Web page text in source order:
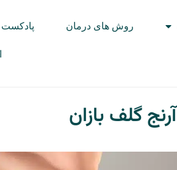
روش های درمان پادکست
آرنج گلف بازان